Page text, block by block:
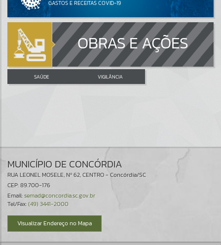
OBRAS E AÇÕES
SAÚDE VIGILÂNCIA
MUNICÍPIO DE CONCÓRDIA
RUA LEONEL MOSELE, Nº 62, CENTRO - Concórdia/SC
CEP: 89.700-176
Email:semad@concordia.sc.gov.br
Tel/Fax:(49) 3441-2000
Visualizar Endereço no Mapa